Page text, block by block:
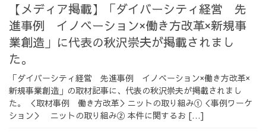
メンバー 会社概要
サービス
採用情報
【メディア掲載】「ダイバーシティ経営 先
進事例 イノベーション×働き方改革×新規事
業創造」に代表の秋沢崇夫が掲載されまし
た。
「ダイバーシティ経営 先進事例 イノベーション×働き方改革×
新規事業創造」の取材記事に、代表の秋沢崇夫が掲載されまし
た。 ＜取材事例 働き方改革＞ニットの取り組み①＜事例ワーケ
ション＞ ニットの取り組み② 本件に関するお […]